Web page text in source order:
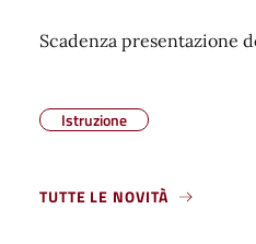
Scadenza presentazione
Istruzione
TUTTE LE NOVITÀ